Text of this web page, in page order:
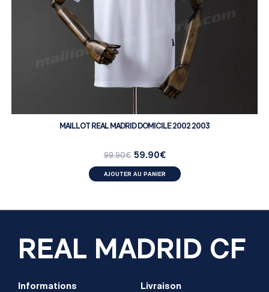
MAILLOT REAL MADRID DOMICILE 2002 2003
99.90€ 59.90€
AJOUTER AU PANIER
REAL MADRID CF
Informations Livraison